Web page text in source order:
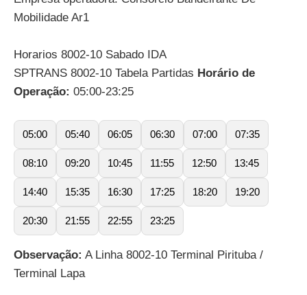
Mobilidade Ar1
Horarios 8002-10 Sabado IDA
SPTRANS 8002-10 Tabela Partidas Horário de
Operação: 05:00-23:25
05:00 05:40 06:05 06:30 07:00 07:35
08:10 09:20 10:45 11:55 12:50 13:45
14:40 15:35 16:30 17:25 18:20 19:20
20:30 21:55 22:55 23:25
Observação: A Linha 8002-10 Terminal Pirituba /
Terminal Lapa